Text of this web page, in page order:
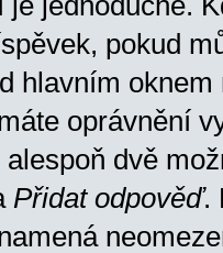
pokud
hlavním oknem
oprávnění
dvě
Přidat odpověď.